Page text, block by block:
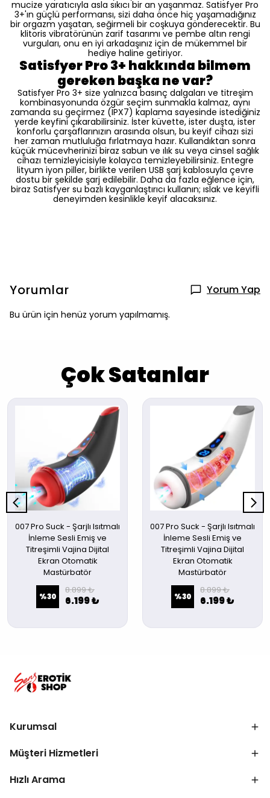
mucize yaratıcıyla asla sıkıcı bir an yaşanmaz. Satisfyer Pro
3+'ın güçlü performansı, sizi daha önce hiç yaşamadığınız
bir orgazm yaşatan, seğirmeli bir coşkuya gönderecektir. Bu
klitoris vibratörünün zarif tasarımı ve pembe altın rengi
vurguları, onu en iyi arkadaşınız için de mükemmel bir
hediye haline getiriyor.
Satisfyer Pro 3+ hakkında bilmem
gereken başka ne var?
Satisfyer Pro 3+ size yalnızca basınç dalgaları ve titreşim
kombinasyonunda özgür seçim sunmakla kalmaz, aynı
zamanda su geçirmez (IPX7) kaplama sayesinde istediğiniz
yerde keyfini çıkarabilirsiniz. İster küvette, ister duşta, ister
konforlu çarşaflarınızın arasında olsun, bu keyif cihazı sizi
her zaman mutluluğa fırlatmaya hazır. Kullandıktan sonra
küçük mücevherinizi biraz sabun ve ılık su veya cinsel sağlık
cihazı temizleyicisiyle kolayca temizleyebilirsiniz. Entegre
lityum iyon piller, birlikte verilen USB şarj kablosuyla çevre
dostu bir şekilde şarj edilebilir. Daha da fazla eğlence için,
biraz Satisfyer su bazlı kayganlaştırıcı kullanın; ıslak ve keyifli
deneyimden kesinlikle keyif alacaksınız.
Yorumlar Yorum Yap
Bu ürün için henüz yorum yapılmamış.
Çok Satanlar
007 Pro Suck - Şarjlı Isıtmalı
İnleme Sesli Emiş ve
Titreşimli Vajina Dijital
Ekran Otomatik
Mastürbatör
%30
8.899 ₺
6.199 ₺
007 Pro Suck - Şarjlı Isıtmalı
İnleme Sesli Emiş ve
Titreşimli Vajina Dijital
Ekran Otomatik
Mastürbatör
%30
8.899 ₺
6.199 ₺
Kurumsal
Müşteri Hizmetleri
Hızlı Arama